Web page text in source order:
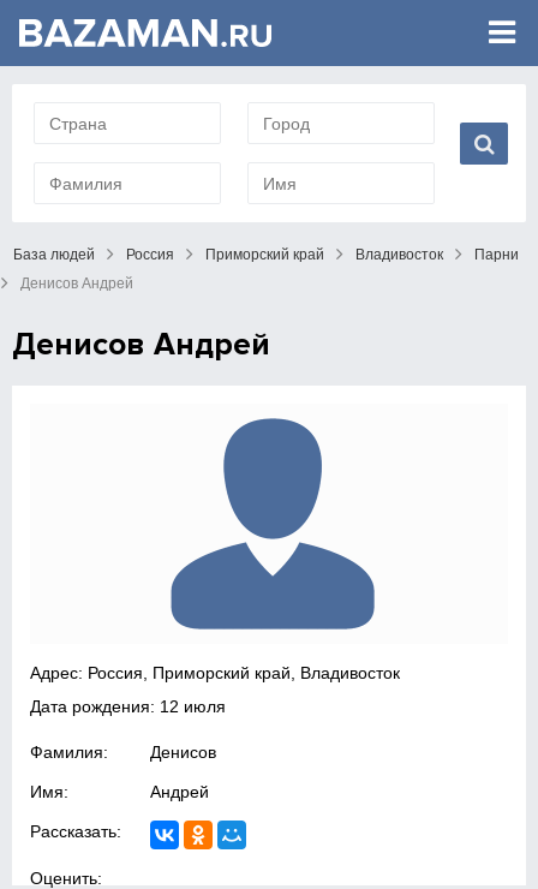
База людей Россия Приморский край Владивосток
Парни
Денисов Андрей
Денисов Андрей
Адрес: Россия, Приморский край, Владивосток
Дата рождения: 12 июля
Фамилия: Денисов
Имя: Андрей
Рассказать:
Оценить: